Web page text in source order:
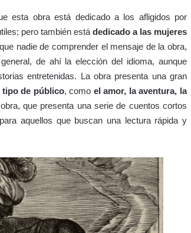
esta obra está dedicado a los afligidos por
pero también está dedicado a las mujeres
nadie de comprender el mensaje de la obra,
de ahí la elección del idioma, aunque
entretenidas. La obra presenta una gran
tipo de público, como el amor, la aventura, la
que presenta una serie de cuentos cortos
aquellos que buscan una lectura rápida y